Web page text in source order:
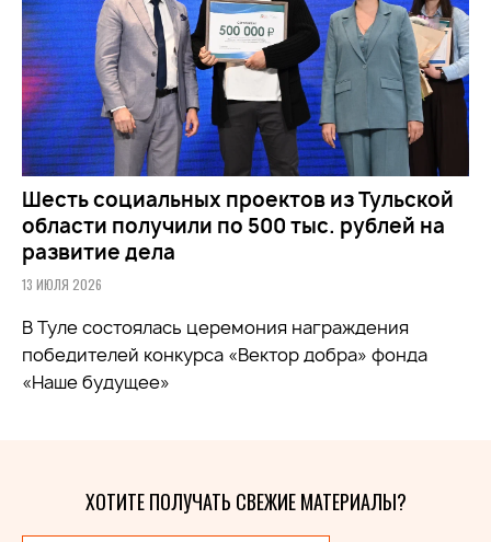
Шесть социальных проектов из Тульской
области получили по 500 тыс. рублей на
развитие дела
13 ИЮЛЯ 2026
В Туле состоялась церемония награждения
победителей конкурса «Вектор добра» фонда
«Наше будущее»
ХОТИТЕ ПОЛУЧАТЬ СВЕЖИЕ МАТЕРИАЛЫ?